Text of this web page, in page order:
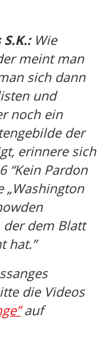
Wie
meint man
sich dann
und
noch ein
der
erinnere sich
“Kein Pardon
„Washington
der dem Blatt
hat.”
die Videos
auf